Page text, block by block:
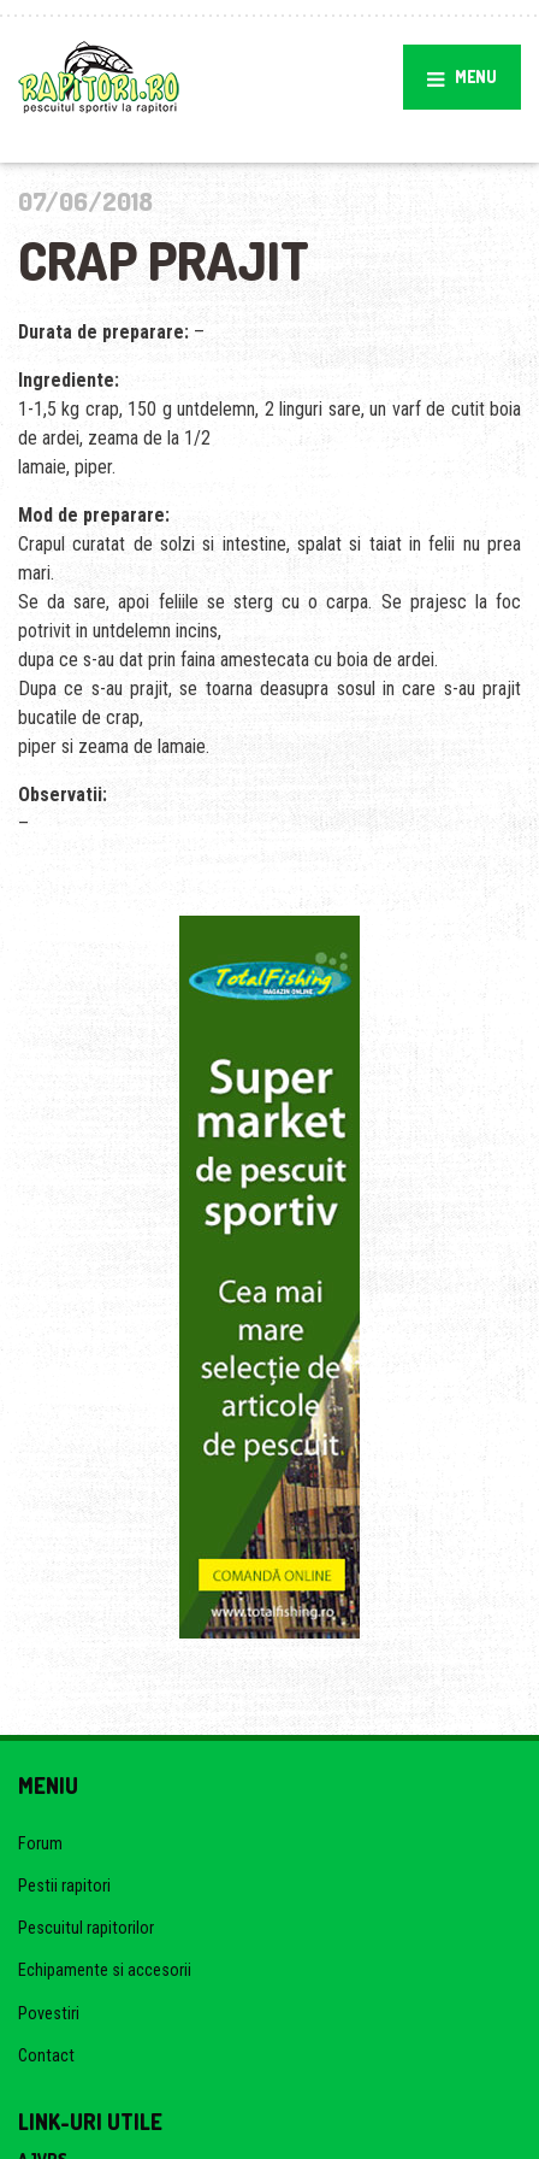
MENU
07/06/2018
CRAP PRAJIT
Durata de preparare: –
Ingrediente:
1-1,5 kg crap, 150 g untdelemn, 2 linguri sare, un varf de cutit boia
de ardei, zeama de la 1/2
lamaie, piper.
Mod de preparare:
Crapul curatat de solzi si intestine, spalat si taiat in felii nu prea
mari.
Se da sare, apoi feliile se sterg cu o carpa. Se prajesc la foc
potrivit in untdelemn incins,
dupa ce s-au dat prin faina amestecata cu boia de ardei.
Dupa ce s-au prajit, se toarna deasupra sosul in care s-au prajit
bucatile de crap,
piper si zeama de lamaie.
Observatii:
–
MENIU
Forum
Pestii rapitori
Pescuitul rapitorilor
Echipamente si accesorii
Povestiri
Contact
LINK-URI UTILE